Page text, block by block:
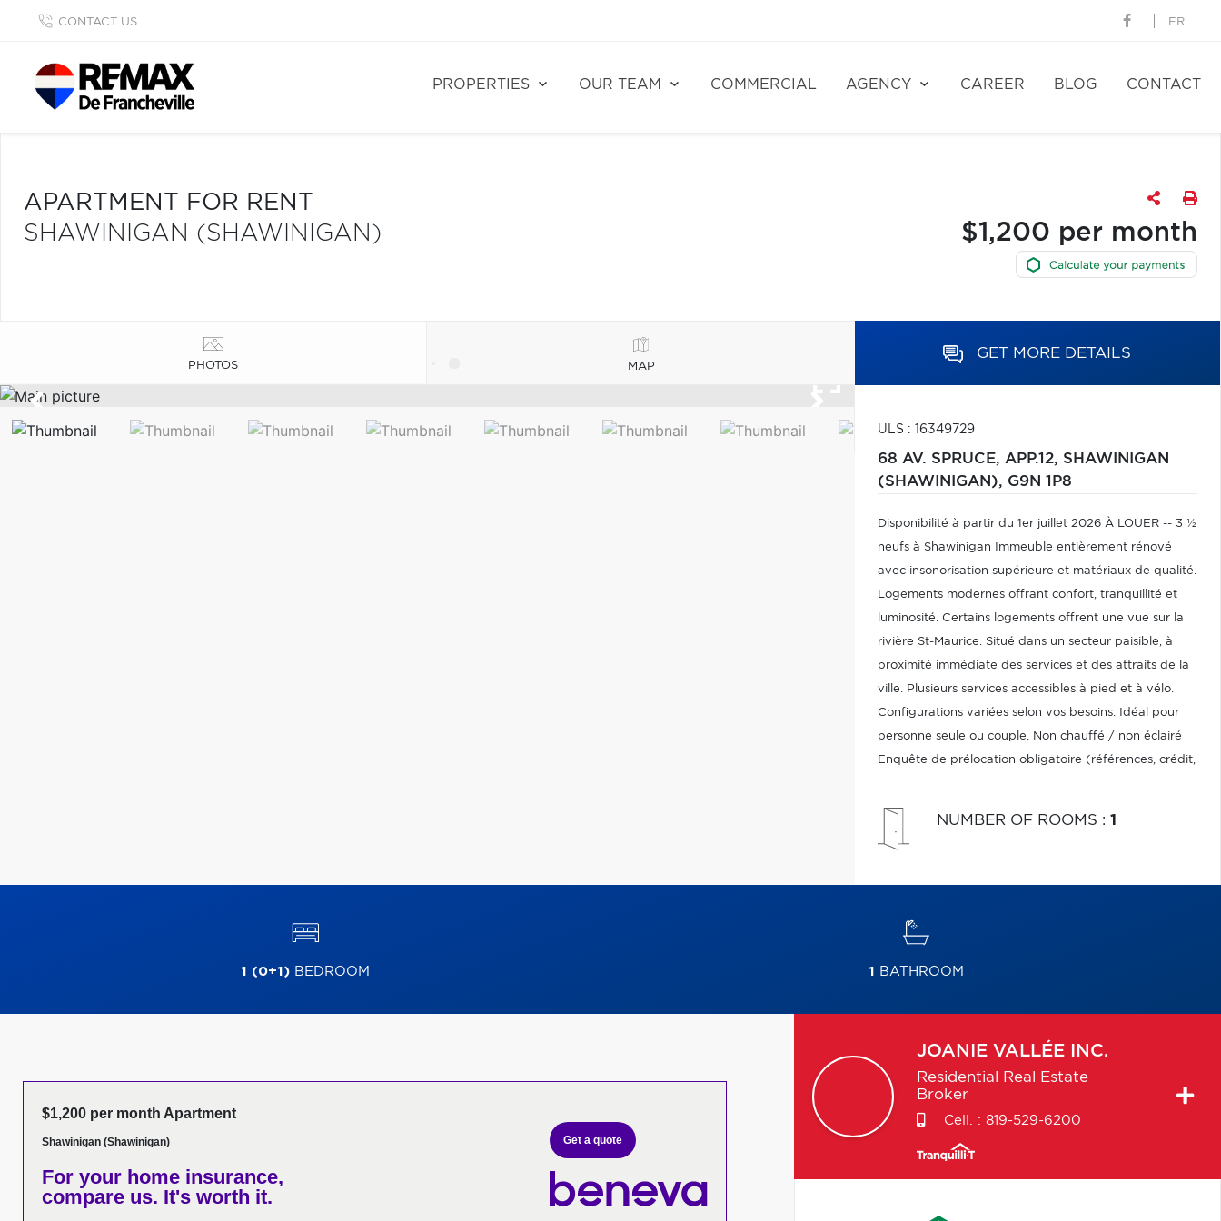
CONTACT US FR
PROPERTIES OUR TEAM COMMERCIAL AGENCY CAREER BLOG CONTACT
APARTMENT FOR RENT
SHAWINIGAN (SHAWINIGAN)
$1,200 per month
PHOTOS MAP
GET MORE DETAILS
ULS : 16349729
68 AV. SPRUCE, APP.12, SHAWINIGAN
(SHAWINIGAN), G9N 1P8
Disponibilité à partir du 1er juillet 2026 À LOUER -- 3 ½
neufs à Shawinigan Immeuble entièrement rénové
avec insonorisation supérieure et matériaux de qualité.
Logements modernes offrant confort, tranquillité et
luminosité. Certains logements offrent une vue sur la
rivière St-Maurice. Situé dans un secteur paisible, à
proximité immédiate des services et des attraits de la
ville. Plusieurs services accessibles à pied et à vélo.
Configurations variées selon vos besoins. Idéal pour
personne seule ou couple. Non chauffé / non éclairé
Enquête de prélocation obligatoire (références, crédit,
NUMBER OF ROOMS : 1
1 (0+1) BEDROOM 1 BATHROOM
$1,200 per month Apartment
Shawinigan (Shawinigan)
For your home insurance,
compare us. It's worth it.
Get a quote
JOANIE VALLÉE INC.
Residential Real Estate
Broker
Cell. : 819-529-6200